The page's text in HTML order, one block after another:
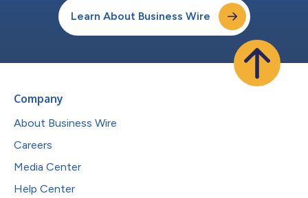
Learn About Business Wire
Company
About Business Wire
Careers
Media Center
Help Center